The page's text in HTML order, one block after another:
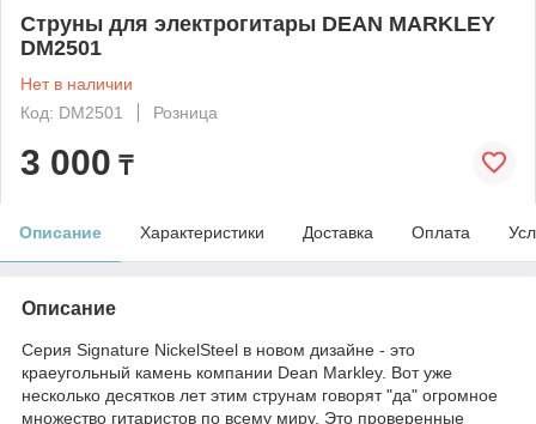
Струны для электрогитары DEAN MARKLEY
DM2501
Нет в наличии
Код: DM2501
Розница
3 000 ₸
Описание Характеристики Доставка Оплата
Описание
Серия Signature NickelSteel в новом дизайне - это
краеугольный камень компании Dean Markley. Вот уже
несколько десятков лет этим струнам говорят "да" огромное
множество гитаристов по всему миру. Это проверенные